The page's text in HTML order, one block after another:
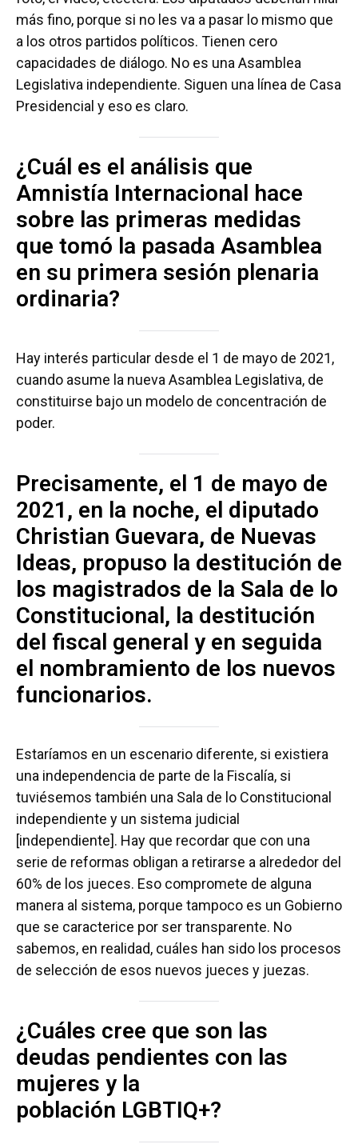
más fino, porque si no les va a pasar lo mismo que
a los otros partidos políticos. Tienen cero
capacidades de diálogo. No es una Asamblea
Legislativa independiente. Siguen una línea de Casa
Presidencial y eso es claro.
¿Cuál es el análisis que
Amnistía Internacional hace
sobre las primeras medidas
que tomó la pasada Asamblea
en su primera sesión plenaria
ordinaria?
Hay interés particular desde el 1 de mayo de 2021,
cuando asume la nueva Asamblea Legislativa, de
constituirse bajo un modelo de concentración de
poder.
Precisamente, el 1 de mayo de
2021, en la noche, el diputado
Christian Guevara, de Nuevas
Ideas, propuso la destitución de
los magistrados de la Sala de lo
Constitucional, la destitución
del fiscal general y en seguida
el nombramiento de los nuevos
funcionarios.
Estaríamos en un escenario diferente, si existiera
una independencia de parte de la Fiscalía, si
tuviésemos también una Sala de lo Constitucional
independiente y un sistema judicial
[independiente]. Hay que recordar que con una
serie de reformas obligan a retirarse a alrededor del
60% de los jueces. Eso compromete de alguna
manera al sistema, porque tampoco es un Gobierno
que se caracterice por ser transparente. No
sabemos, en realidad, cuáles han sido los procesos
de selección de esos nuevos jueces y juezas.
¿Cuáles cree que son las
deudas pendientes con las
mujeres y la
población LGBTIQ+?